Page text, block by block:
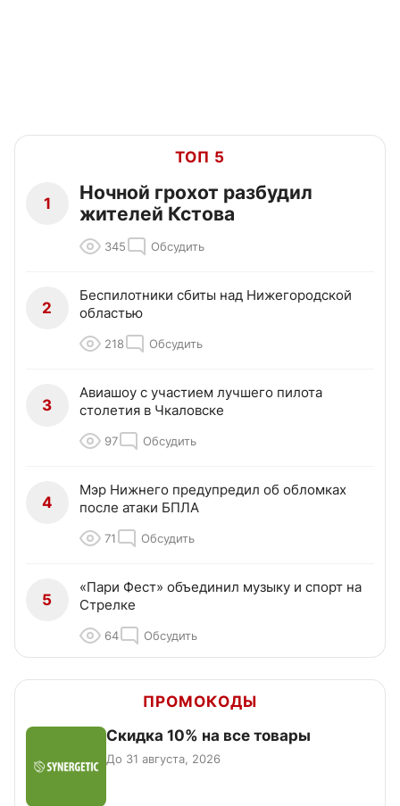
ТОП 5
1
Ночной грохот разбудил
жителей Кстова
345 Обсудить
2
Беспилотники сбиты над Нижегородской
областью
218 Обсудить
3
Авиашоу с участием лучшего пилота
столетия в Чкаловске
97 Обсудить
4
Мэр Нижнего предупредил об обломках
после атаки БПЛА
71 Обсудить
5
«Пари Фест» объединил музыку и спорт на
Стрелке
64 Обсудить
ПРОМОКОДЫ
Скидка 10% на все товары
До 31 августа, 2026